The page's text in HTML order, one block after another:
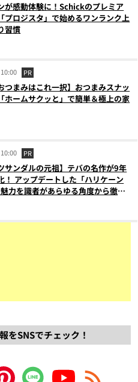
が感動体験に！Schickのプレミア
プロジスタ」で始めるワンランク上
習慣
PR
つまみはこれ一択】おつまみスナッ
ホームサクッと」で簡単＆極上の家
PR
サンダルの元祖】テバの名作が9年
！ アップデートした「ハリケーン
力を識者があらゆる角度から徹底
をSNSでチェック！